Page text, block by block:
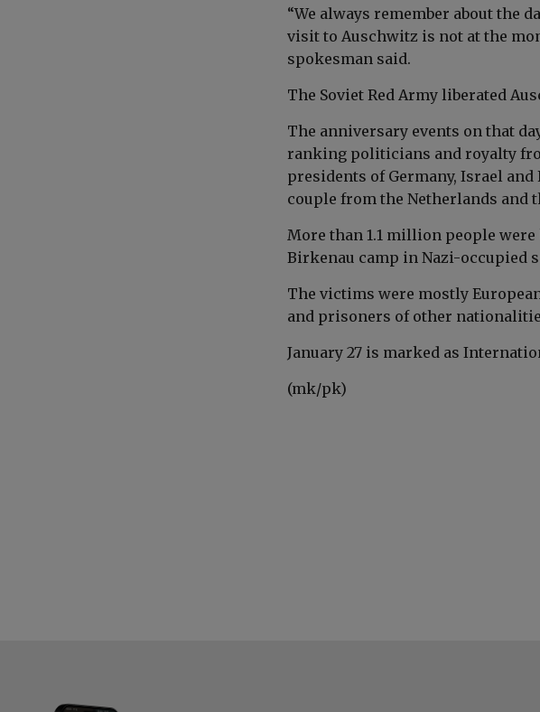
“We always remember about the
visit to Auschwitz is not at the
spokesman said.
The Soviet Red Army liberated
The anniversary events on that
ranking politicians and royalty
presidents of Germany, Israel
couple from the Netherlands and
More than 1.1 million people
Birkenau camp in Nazi-occupied
The victims were mostly European
and prisoners of other
January 27 is marked as
(mk/pk)